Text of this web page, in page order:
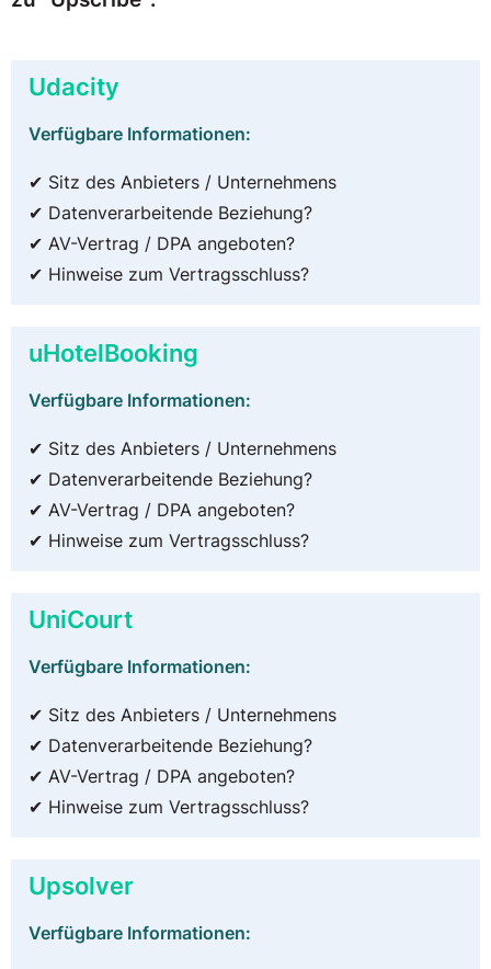
Udacity
Verfügbare Informationen:
✔ Sitz des Anbieters / Unternehmens
✔ Datenverarbeitende Beziehung?
✔ AV-Vertrag / DPA angeboten?
✔ Hinweise zum Vertragsschluss?
uHotelBooking
Verfügbare Informationen:
✔ Sitz des Anbieters / Unternehmens
✔ Datenverarbeitende Beziehung?
✔ AV-Vertrag / DPA angeboten?
✔ Hinweise zum Vertragsschluss?
UniCourt
Verfügbare Informationen:
✔ Sitz des Anbieters / Unternehmens
✔ Datenverarbeitende Beziehung?
✔ AV-Vertrag / DPA angeboten?
✔ Hinweise zum Vertragsschluss?
Upsolver
Verfügbare Informationen: